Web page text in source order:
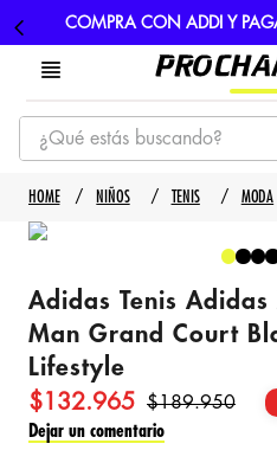
COMPRA CON ADDI Y
¿Qué estás buscando?
TÉRMINOS MÁS BUSCADOS
1
3. nike
4 . guayos
5. gorras
NIÑOS TENIS MODA
Adidas Tenis
Man Grand Court
Lifestyle
$132.965 $189.950
Dejar un comentario